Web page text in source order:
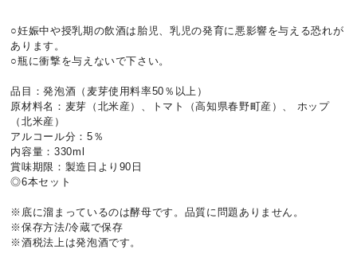
○妊娠中や授乳期の飲酒は胎児、乳児の発育に悪影響を与える恐れが
あります。
○瓶に衝撃を与えないで下さい。
品目：発泡酒（麦芽使用料率50％以上）
原材料名：麦芽（北米産）、トマト（高知県春野町産）、 ホップ
（北米産）
アルコール分：5％
内容量：330ml
賞味期限：製造日より90日
◎6本セット
※底に溜まっているのは酵母です。品質に問題ありません。
※保存方法/冷蔵で保存
※酒税法上は発泡酒です。